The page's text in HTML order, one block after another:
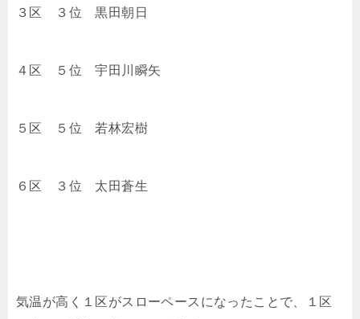
３区 ３位黒田朝日
４区 ５位宇田川瞬矢
５区 ５位 若林宏樹
６区 ３位 太田蒼生
気温が高く１区がスローペースになったことで、１区